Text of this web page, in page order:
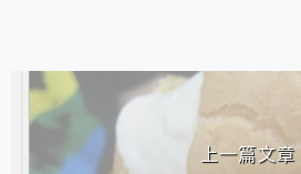
相連文章
上一篇文章